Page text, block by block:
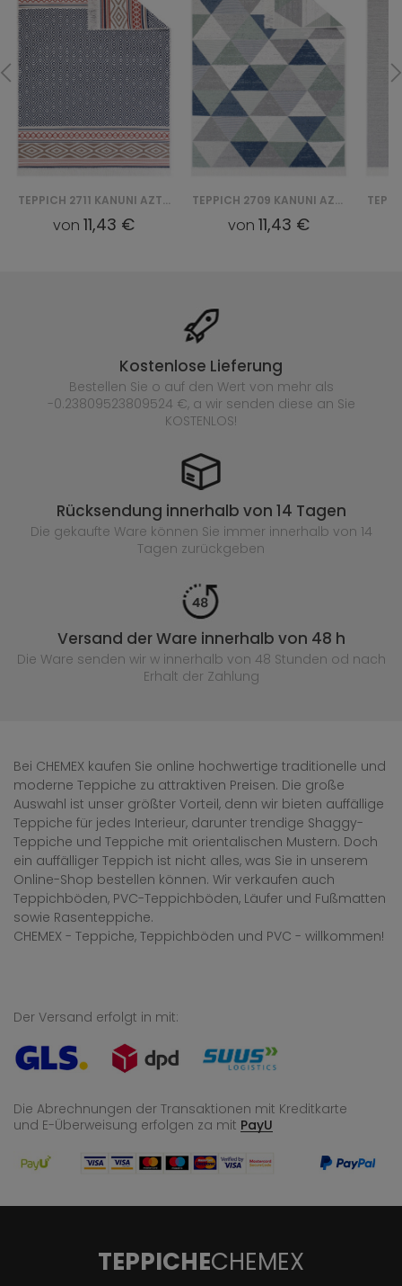
TEPPICH 2711 KANUNI AZTECA BAWEŁNIANY
von11,43 €
TEPPICH 2709 KANUNI AZTECA BAWEŁNIANY
von 11,43 €
Kostenlose Lieferung
Bestellen Sie o auf den Wert von mehr als
-0.23809523809524 €, a wir senden diese an Sie
KOSTENLOS!
Rücksendung innerhalb von 14 Tagen
Die gekaufte Ware können Sie immer innerhalb von 14
Tagen zurückgeben
Versand der Ware innerhalb von 48 h
Die Ware senden wir w innerhalb von 48 Stunden od nach
Erhalt der Zahlung
Bei CHEMEX kaufen Sie online hochwertige traditionelle und
moderne Teppiche zu attraktiven Preisen. Die große
Auswahl ist unser größter Vorteil, denn wir bieten auffällige
Teppiche für jedes Interieur, darunter trendige Shaggy-
Teppiche und Teppiche mit orientalischen Mustern. Doch
ein auffälliger Teppich ist nicht alles, was Sie in unserem
Online-Shop bestellen können. Wir verkaufen auch
Teppichböden, PVC-Teppichböden, Läufer und Fußmatten
sowie Rasenteppiche.
CHEMEX - Teppiche, Teppichböden und PVC - willkommen!
Der Versand erfolgt in mit:
Die Abrechnungen der Transaktionen mit Kreditkarte
und E-Überweisung erfolgen za mit PayU
TEPPICHECHEMEX